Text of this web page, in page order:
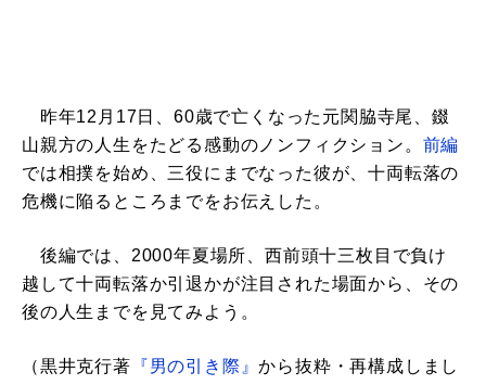
昨年12月17日、60歳で亡くなった元関脇寺尾、錣
山親方の人生をたどる感動のノンフィクション。 前編
では相撲を始め、三役にまでなった彼が、十両転落の
危機に陥るところまでをお伝えした。
後編では、2000年夏場所、西前頭十三枚目で負け
越して十両転落か引退かが注目された場面から、その
後の人生までを見てみよう。
（黒井克行著 『男の引き際』から抜粋・再構成しまし